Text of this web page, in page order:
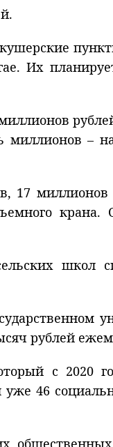
Их
– на
17
крана.
школ
рублей
с 2020
уже 46